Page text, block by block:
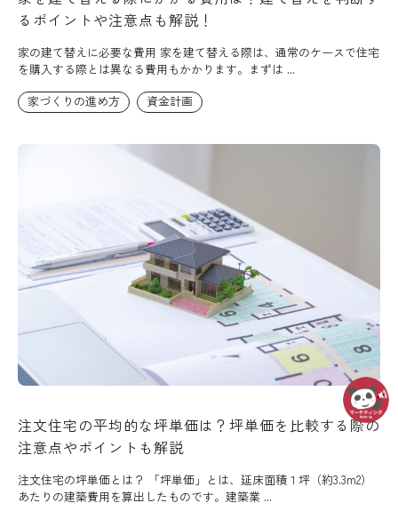
るポイントや注意点も解説！
家の建て替えに必要な費用 家を建て替える際は、通常のケースで住宅
を購入する際とは異なる費用もかかります。まずは ...
家づくりの進め方
資金計画
注文住宅の平均的な坪単価は？坪単価を比較する際の
注意点やポイントも解説
注文住宅の坪単価とは？ 「坪単価」とは、延床面積１坪（約3.3m2）
あたりの建築費用を算出したものです。建築業 ...